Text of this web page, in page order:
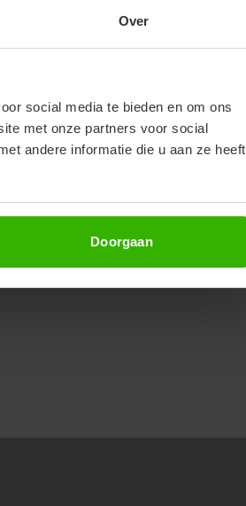
Over
social media te bieden en om ons
met onze partners voor social
andere informatie die u aan ze heeft
Doorgaan
NOW & GET 10%